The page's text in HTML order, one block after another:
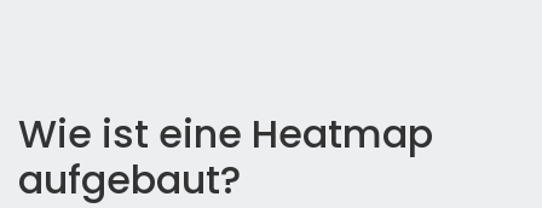
Wie ist eine Heatmap
aufgebaut?